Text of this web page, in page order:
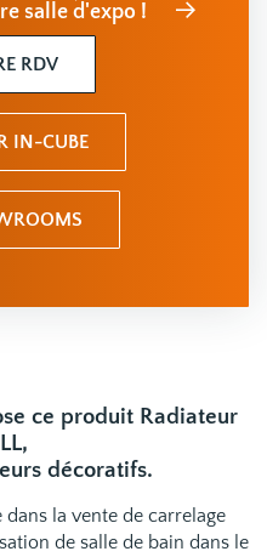
salle d'expo !
RDV
IN-CUBE
ce produit Radiateur
décoratifs.
la vente de carrelage
de salle de bain dans le